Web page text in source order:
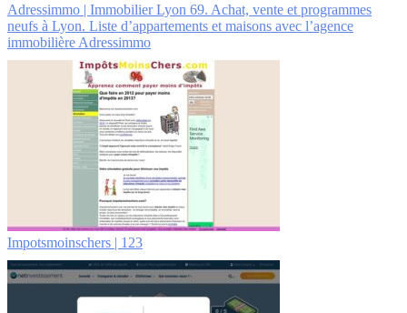
Adressimmo | Immobilier Lyon 69. Achat, vente et programmes
neufs à Lyon. Liste d’ap­par­te­ments et maisons avec l’agence
immobilière Adressimmo
Im­pots­moin­schers | 123